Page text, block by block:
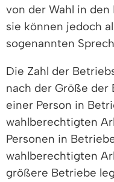
von der Wahl in
sie können jedoch
sogenannten
Die Zahl der
nach der Größe der
einer Person in
wahlberechtigten
Personen in
wahlberechtigten
größere Betriebe